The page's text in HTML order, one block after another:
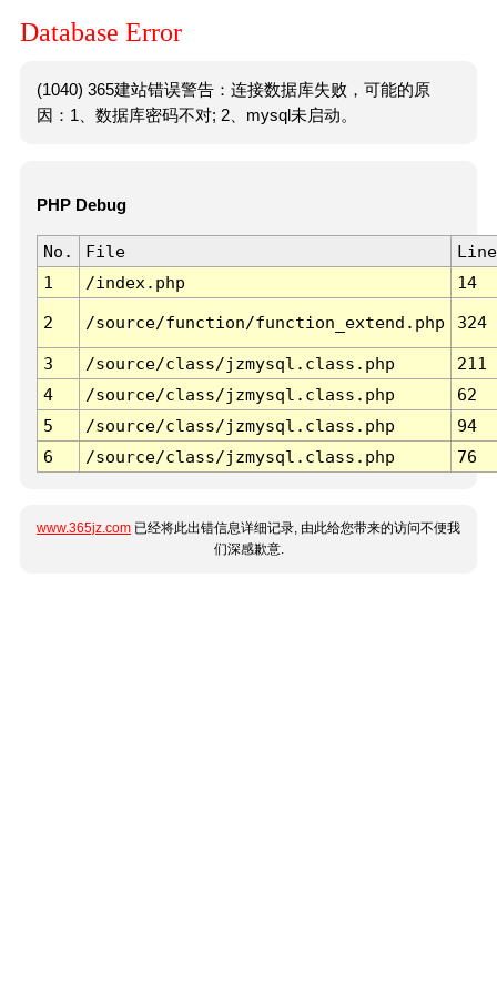
Database Error
(1040) 365建站错误警告：连接数据库失败，可能的原
因：1、数据库密码不对; 2、mysql未启动。
PHP Debug
No. File
Line
1
/index.php 14
2 /source/function/function_extend.php 324
3 /source/class/jzmysql.class.php
211
4
/source/class/jzmysql.class.php
62
5
/source/class/jzmysql.class.php
94
6
/source/class/jzmysql.class.php 76
www.365jz.com 已经将此出错信息详细记录, 由此给您带来的访问不便我
们深感歉意.